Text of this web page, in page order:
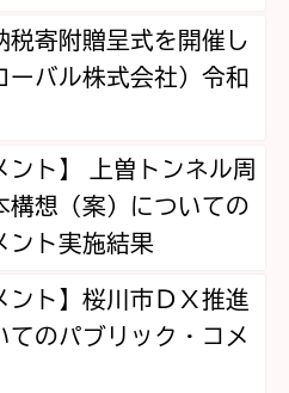
税寄附贈呈式を開催し
ーバル株式会社）令和
ント】 上曽トンネル周
構想（案）についての
ント実施結果
ント】桜川市ＤＸ推進
てのパブリック・コメ